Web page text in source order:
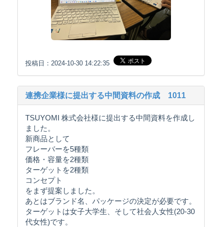
投稿日：2024-10-30 14:22:35
連携企業様に提出する中間資料の作成 1011
TSUYOMI 株式会社様に提出する中間資料を作成し
ました。
新商品として
フレーバーを5種類
価格・容量を2種類
ターゲットを2種類
コンセプト
をまず提案しました。
あとはブランド名、パッケージの決定が必要です。
ターゲットは女子大学生、そして社会人女性(20-30
代女性)です。